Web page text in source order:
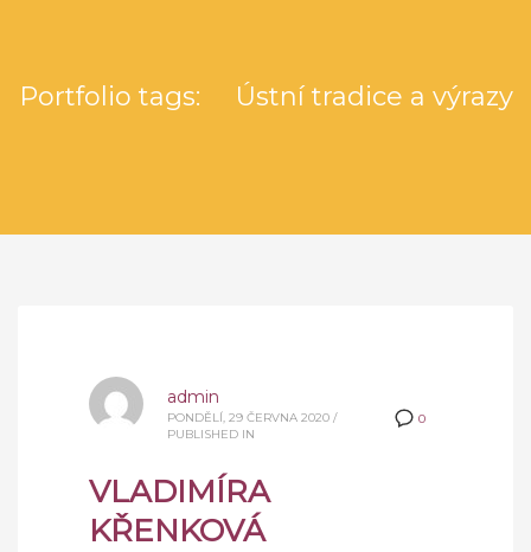
Portfolio tags: Ústní tradice a výrazy
0
admin
PONDĚLÍ, 29 ČERVNA 2020 /
PUBLISHED IN
VLADIMÍRA
KŘENKOVÁ